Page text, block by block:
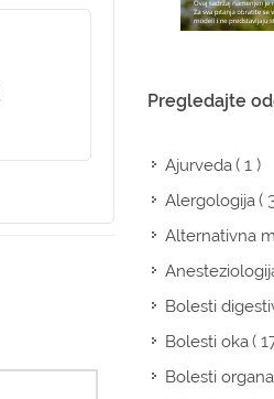
Pregledajte
Ajurveda( 1 )
Alergologija(
Alternativna
Bolesti
Bolesti oka(
Bolesti